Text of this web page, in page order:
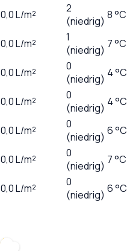
0,0L/m²
2
(niedrig) 8 °C
0,0L/m²
1
(niedrig) 7 °C
0,0L/m²
0
(niedrig) 4 °C
0,0L/m²
0
(niedrig) 4 °C
0,0L/m²
0
(niedrig) 6 °C
0,0L/m²
0
(niedrig) 7 °C
0,0L/m²
0
(niedrig) 6 °C